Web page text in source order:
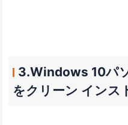
3.Windows 10パ
をクリーン インス